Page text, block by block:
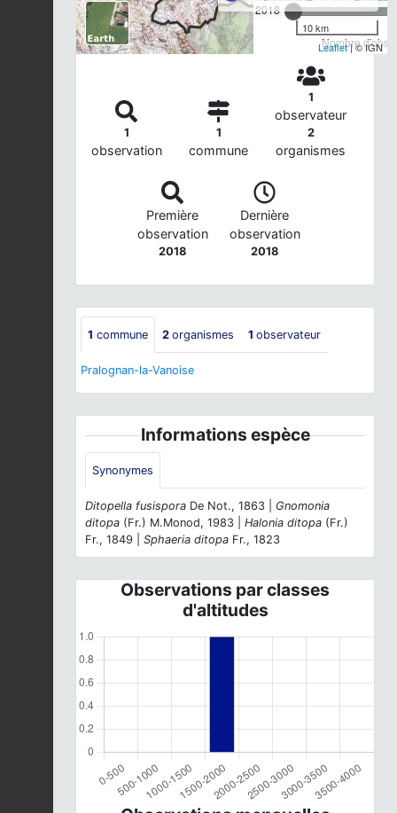
2018
Nombre
10 km
Leaflet| © IGN
1
observation
1
commune
1
observateur
2
organismes
Première
observation
2018
Dernière
observation
2018
1 commune 2 organismes 1 observateur
Pralognan-la-Vanoise
Informations espèce
Synonymes
Ditopella fusispora De Not., 1863 | Gnomonia
ditopa (Fr.) M.Monod, 1983 | Halonia ditopa (Fr.)
Fr., 1849 | Sphaeria ditopa Fr., 1823
Observations par classes
d'altitudes